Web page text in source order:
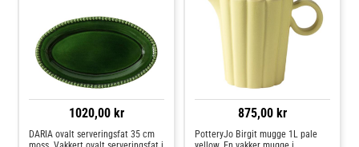
1020,00 kr
DARIA ovalt serveringsfat 35 cm
875,00 kr
PotteryJo Birgit mugge 1L pale